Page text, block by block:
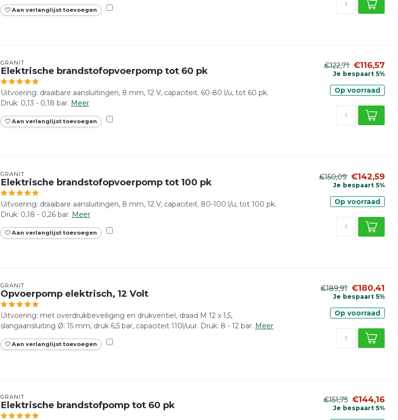
Aan verlanglijst toevoegen
GRANIT
Elektrische brandstofopvoerpomp tot 60 pk
Uitvoering: draaibare aansluitingen, 8 mm, 12 V, capaciteit. 60-80 l/u, tot 60 pk.
Druk: 0,13 - 0,18 bar. Meer
Aan verlanglijst toevoegen
€122,71 €116,57
Je bespaart 5%
Op voorraad
GRANIT
Elektrische brandstofopvoerpomp tot 100 pk
Uitvoering: draaibare aansluitingen, 8 mm, 12 V, capaciteit. 80-100 l/u, tot 100 pk.
Druk: 0,18 - 0,26 bar. Meer
Aan verlanglijst toevoegen
€150,09 €142,59
Je bespaart 5%
Op voorraad
GRANIT
Opvoerpomp elektrisch, 12 Volt
Uitvoering: met overdrukbeveiliging en drukventiel, draad M 12 x 1,5,
slangaansluiting Ø: 15 mm, druk 6,5 bar, capaciteit 110l/uur. Druk: 8 - 12 bar. Meer
Aan verlanglijst toevoegen
€189,91 €180,41
Je bespaart 5%
Op voorraad
GRANIT
Elektrische brandstofpomp tot 60 pk €151,75 €144,16
Je bespaart 5%